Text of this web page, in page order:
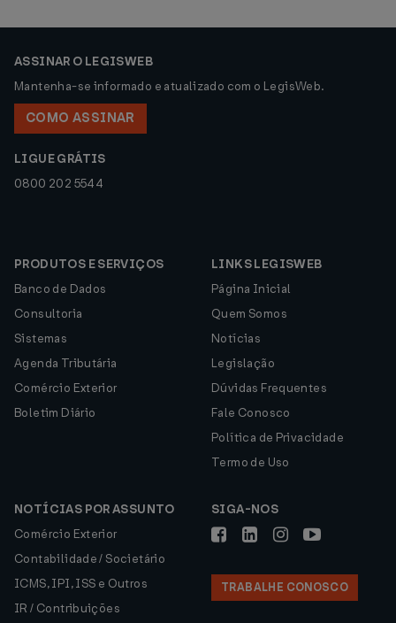
ASSINAR O LEGISWEB
Mantenha-se informado e atualizado com o LegisWeb.
COMO ASSINAR
LIGUE GRÁTIS
0800 202 5544
PRODUTOS E SERVIÇOS
Banco de Dados
Consultoria
Sistemas
Agenda Tributária
Comércio Exterior
Boletim Diário
LINKS LEGISWEB
Página Inicial
Quem Somos
Notícias
Legislação
Dúvidas Frequentes
Fale Conosco
Política de Privacidade
Termo de Uso
NOTÍCIAS POR ASSUNTO
Comércio Exterior
Contabilidade / Societário
ICMS, IPI, ISS e Outros
IR / Contribuições
SIGA-NOS
TRABALHE CONOSCO